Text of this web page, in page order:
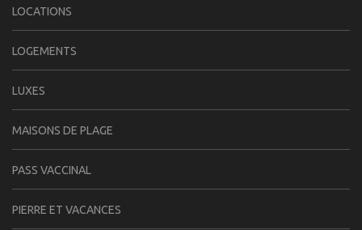
LOCATIONS
LOGEMENTS
LUXES
MAISONS DE PLAGE
PASS VACCINAL
PIERRE ET VACANCES